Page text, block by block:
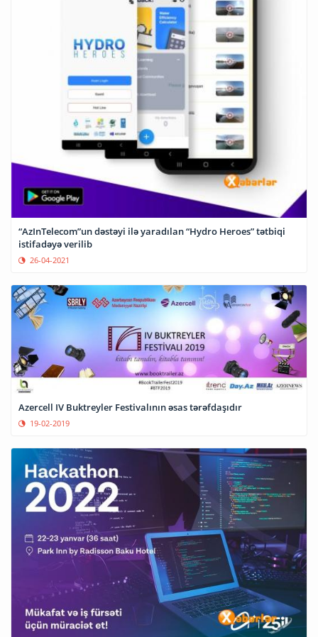
“AzInTelecom”un dəstəyi ilə yaradılan “Hydro Heroes” tətbiqi
istifadəyə verilib
26-04-2021
Azercell IV Buktreyler Festivalının əsas tərəfdaşıdır
19-02-2019